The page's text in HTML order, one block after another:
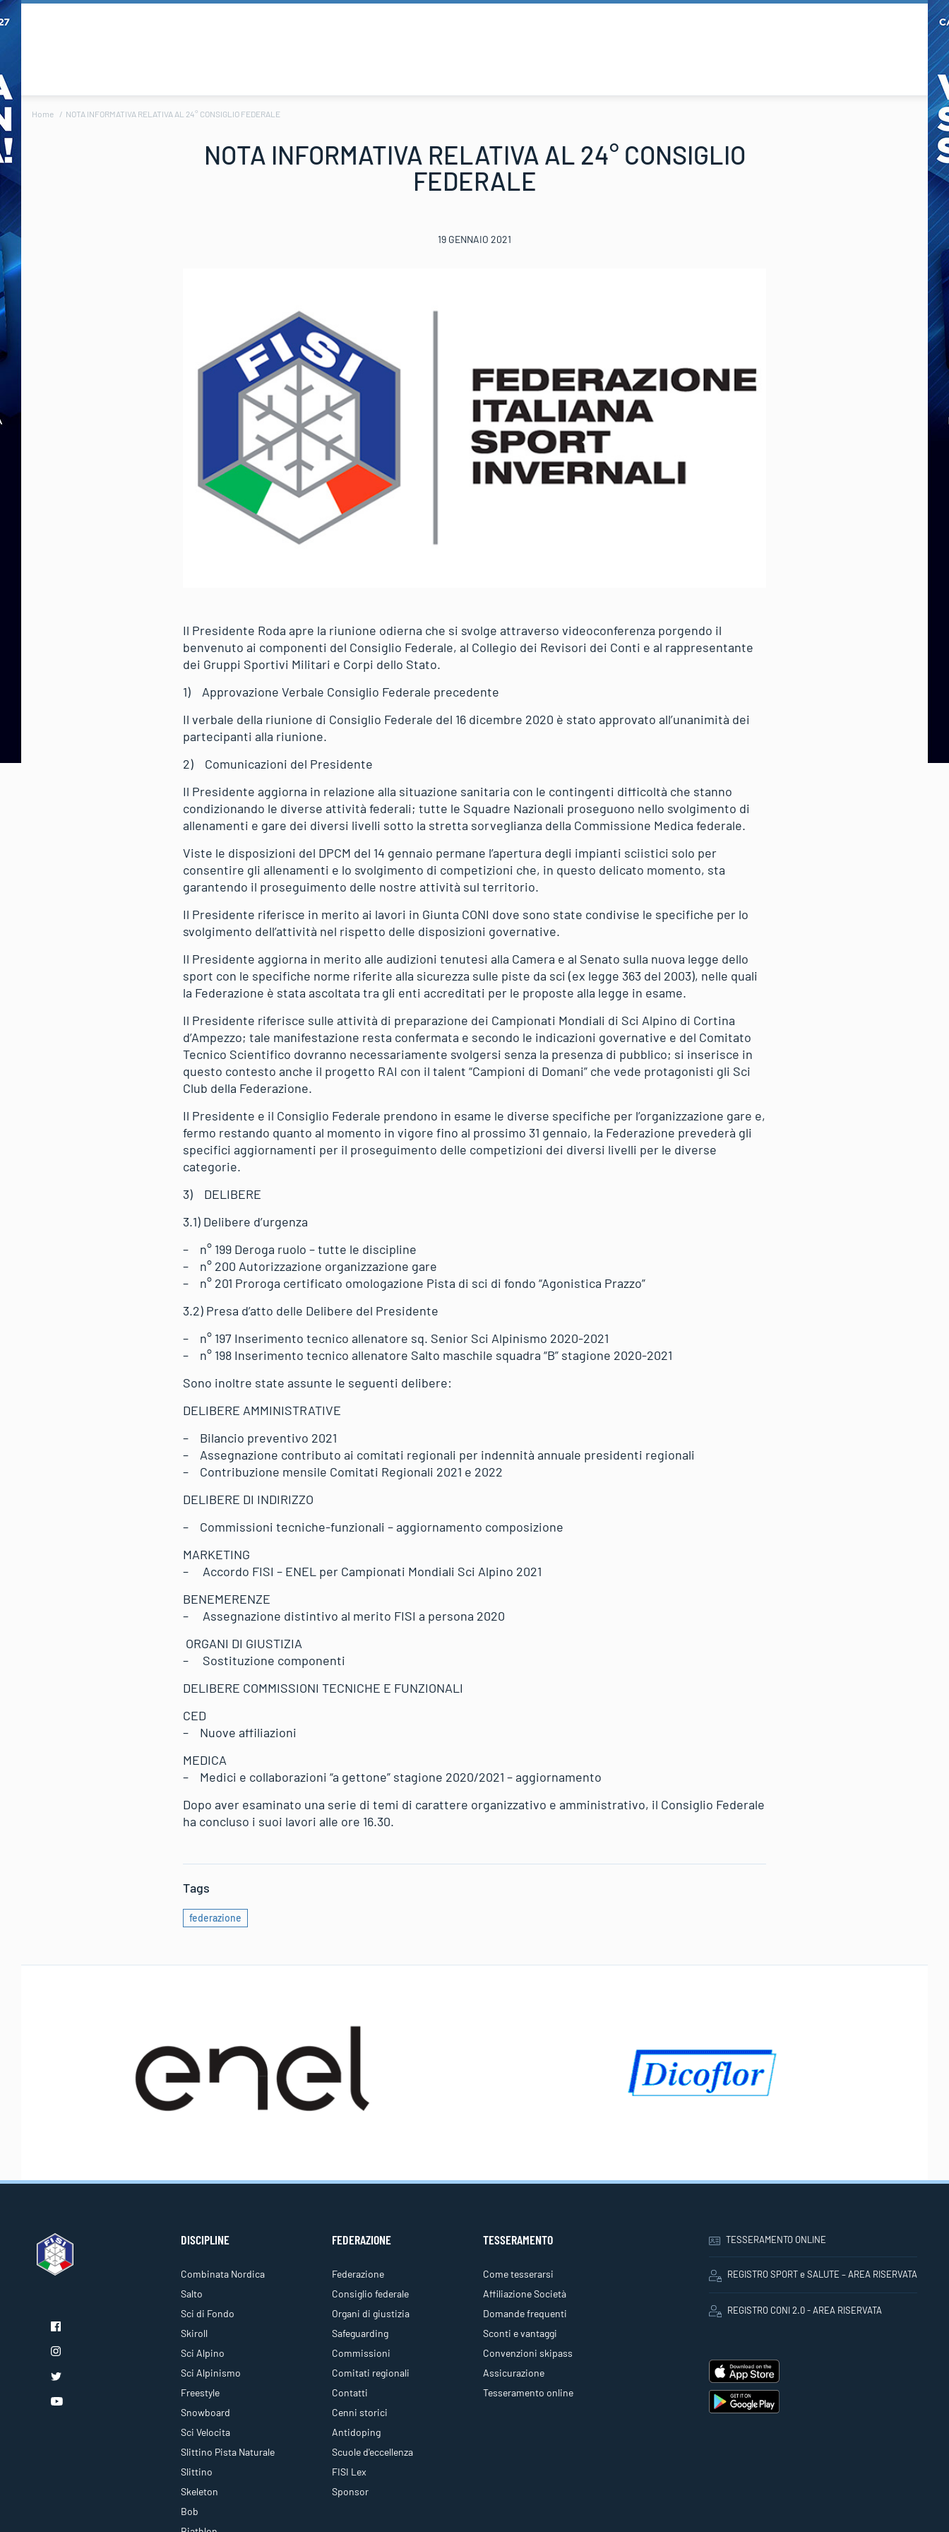
Home NOTA INFORMATIVA RELATIVA AL 24° CONSIGLIO FEDERALE
NOTA INFORMATIVA RELATIVA AL 24° CONSIGLIO
FEDERALE
19 GENNAIO 2021
Il Presidente Roda apre la riunione odierna che si svolge attraverso videoconferenza porgendo il
benvenuto ai componenti del Consiglio Federale, al Collegio dei Revisori dei Conti e al rappresentante
dei Gruppi Sportivi Militari e Corpi dello Stato.
1) Approvazione Verbale Consiglio Federale precedente
Il verbale della riunione di Consiglio Federale del 16 dicembre 2020 è stato approvato all’unanimità dei
partecipanti alla riunione.
2) Comunicazioni del Presidente
Il Presidente aggiorna in relazione alla situazione sanitaria con le contingenti difficoltà che stanno
condizionando le diverse attività federali; tutte le Squadre Nazionali proseguono nello svolgimento di
allenamenti e gare dei diversi livelli sotto la stretta sorveglianza della Commissione Medica federale.
Viste le disposizioni del DPCM del 14 gennaio permane l’apertura degli impianti sciistici solo per
consentire gli allenamenti e lo svolgimento di competizioni che, in questo delicato momento, sta
garantendo il proseguimento delle nostre attività sul territorio.
Il Presidente riferisce in merito ai lavori in Giunta CONI dove sono state condivise le specifiche per lo
svolgimento dell’attività nel rispetto delle disposizioni governative.
Il Presidente aggiorna in merito alle audizioni tenutesi alla Camera e al Senato sulla nuova legge dello
sport con le specifiche norme riferite alla sicurezza sulle piste da sci (ex legge 363 del 2003), nelle quali
la Federazione è stata ascoltata tra gli enti accreditati per le proposte alla legge in esame.
Il Presidente riferisce sulle attività di preparazione dei Campionati Mondiali di Sci Alpino di Cortina
d’Ampezzo; tale manifestazione resta confermata e secondo le indicazioni governative e del Comitato
Tecnico Scientifico dovranno necessariamente svolgersi senza la presenza di pubblico; si inserisce in
questo contesto anche il progetto RAI con il talent “Campioni di Domani” che vede protagonisti gli Sci
Club della Federazione.
Il Presidente e il Consiglio Federale prendono in esame le diverse specifiche per l’organizzazione gare e,
fermo restando quanto al momento in vigore fino al prossimo 31 gennaio, la Federazione prevederà gli
specifici aggiornamenti per il proseguimento delle competizioni dei diversi livelli per le diverse
categorie.
3) DELIBERE
3.1) Delibere d’urgenza
– n° 199 Deroga ruolo – tutte le discipline
– n° 200 Autorizzazione organizzazione gare
– n° 201 Proroga certificato omologazione Pista di sci di fondo “Agonistica Prazzo”
3.2) Presa d’atto delle Delibere del Presidente
– n° 197 Inserimento tecnico allenatore sq. Senior Sci Alpinismo 2020-2021
– n° 198 Inserimento tecnico allenatore Salto maschile squadra “B” stagione 2020-2021
Sono inoltre state assunte le seguenti delibere:
DELIBERE AMMINISTRATIVE
– Bilancio preventivo 2021
– Assegnazione contributo ai comitati regionali per indennità annuale presidenti regionali
– Contribuzione mensile Comitati Regionali 2021 e 2022
DELIBERE DI INDIRIZZO
– Commissioni tecniche-funzionali – aggiornamento composizione
MARKETING
– Accordo FISI – ENEL per Campionati Mondiali Sci Alpino 2021
BENEMERENZE
– Assegnazione distintivo al merito FISI a persona 2020
ORGANI DI GIUSTIZIA
– Sostituzione componenti
DELIBERE COMMISSIONI TECNICHE E FUNZIONALI
CED
– Nuove affiliazioni
MEDICA
– Medici e collaborazioni “a gettone” stagione 2020/2021 – aggiornamento
Dopo aver esaminato una serie di temi di carattere organizzativo e amministrativo, il Consiglio Federale
ha concluso i suoi lavori alle ore 16.30.
Tags
federazione
DISCIPLINE
Combinata Nordica
Salto
Sci di Fondo
Skiroll
Sci Alpino
Sci Alpinismo
Freestyle
Snowboard
Sci Velocita
Slittino Pista Naturale
Slittino
Skeleton
Bob
FEDERAZIONE
Federazione
Consiglio federale
Organi di giustizia
Safeguarding
Commissioni
Comitati regionali
Contatti
Cenni storici
Antidoping
Scuole d'eccellenza
FISI Lex
Sponsor
TESSERAMENTO
Come tesserarsi
Affiliazione Società
Domande frequenti
Sconti e vantaggi
Convenzioni skipass
Assicurazione
Tesseramento online
TESSERAMENTO ONLINE
REGISTRO SPORT e SALUTE – AREA RISERVATA
REGISTRO CONI 2.0 - AREA RISERVATA